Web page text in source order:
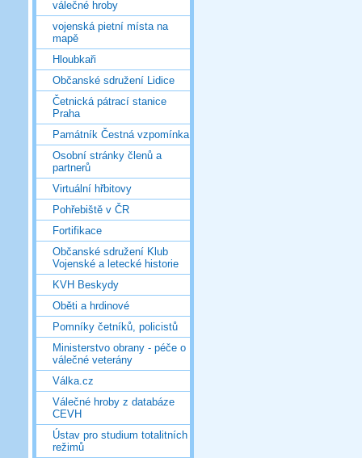
válečné hroby
vojenská pietní místa na
mapě
Hloubkaři
Občanské sdružení Lidice
Četnická pátrací stanice
Praha
Památník Čestná vzpomínka
Osobní stránky členů a
partnerů
Virtuální hřbitovy
Pohřebiště v ČR
Fortifikace
Občanské sdružení Klub
Vojenské a letecké historie
KVH Beskydy
Oběti a hrdinové
Pomníky četníků, policistů
Ministerstvo obrany - péče o
válečné veterány
Válka.cz
Válečné hroby z databáze
CEVH
Ústav pro studium totalitních
režimů